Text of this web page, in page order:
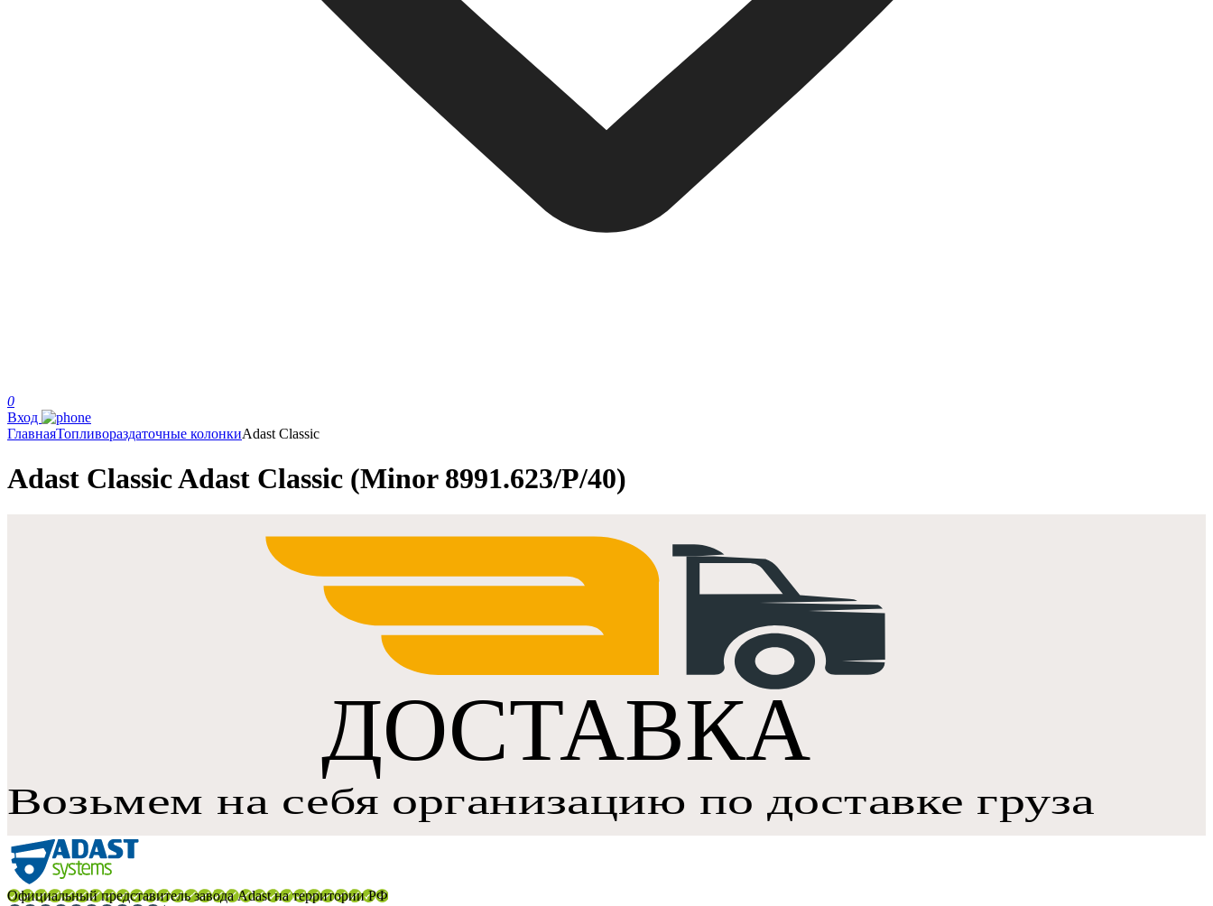
0
Вход
ГлавнаяТопливораздаточные колонкиAdast Classic
Adast Classic Adast Classic (Minor 8991.623/P/40)
Официальный представитель завода Adast на территории РФ